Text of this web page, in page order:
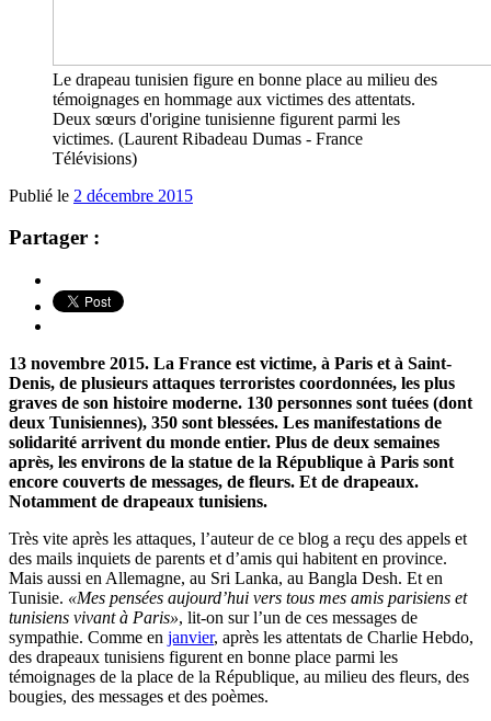
Le drapeau tunisien figure en bonne place au milieu des
témoignages en hommage aux victimes des attentats.
Deux sœurs d'origine tunisienne figurent parmi les
victimes. (Laurent Ribadeau Dumas - France
Télévisions)
Publié le 2 décembre 2015
Partager :
13 novembre 2015. La France est victime, à Paris et à Saint-
Denis, de plusieurs attaques terroristes coordonnées, les plus
graves de son histoire moderne. 130 personnes sont tuées (dont
deux Tunisiennes), 350 sont blessées. Les manifestations de
solidarité arrivent du monde entier. Plus de deux semaines
après, les environs de la statue de la République à Paris sont
encore couverts de messages, de fleurs. Et de drapeaux.
Notamment de drapeaux tunisiens.
Très vite après les attaques, l’auteur de ce blog a reçu des appels et
des mails inquiets de parents et d’amis qui habitent en province.
Mais aussi en Allemagne, au Sri Lanka, au Bangla Desh. Et en
Tunisie. «Mes pensées aujourd’hui vers tous mes amis parisiens et
tunisiens vivant à Paris», lit-on sur l’un de ces messages de
sympathie. Comme en janvier, après les attentats de Charlie Hebdo,
des drapeaux tunisiens figurent en bonne place parmi les
témoignages de la place de la République, au milieu des fleurs, des
bougies, des messages et des poèmes.